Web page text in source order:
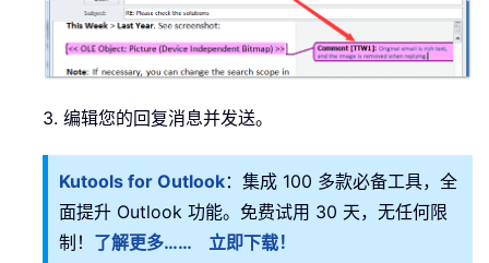
3. 编辑您的回复消息并发送。
Kutools for Outlook：集成 100 多款必备工具，全
面提升 Outlook 功能。免费试用 30 天，无任何限
制！ 了解更多…… 立即下载！